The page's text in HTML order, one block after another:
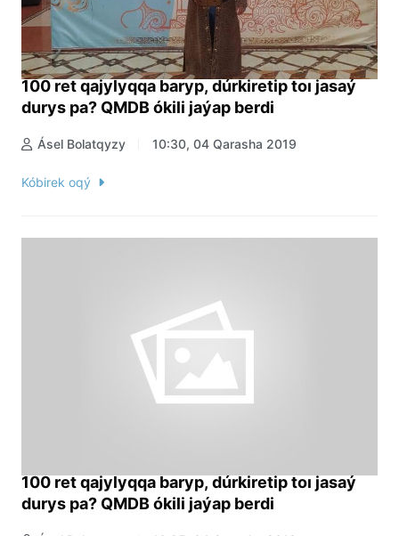
100 ret qajylyqqa baryp, dúrkiretip toı jasaý
durys pa? QMDB ókili jaýap berdi
Ásel Bolatqyzy 10:30, 04 Qarasha 2019
Kóbirek oqý
100 ret qajylyqqa baryp, dúrkiretip toı jasaý
durys pa? QMDB ókili jaýap berdi